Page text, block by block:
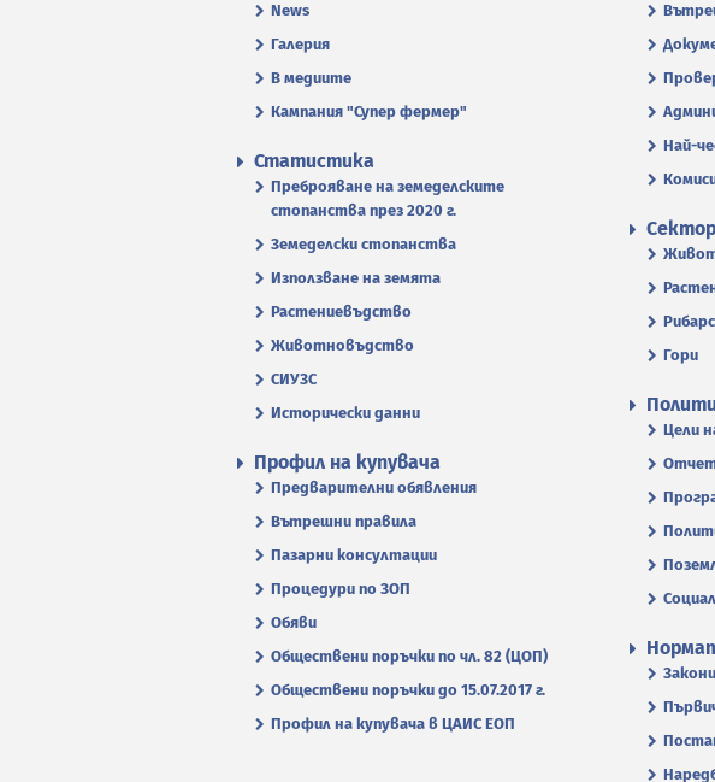
News
Галерия
В медиите
Кампания "Супер фермер"
Най-
Статистика
Преброяване на земеделските
стопанства през 2020 г.
Земеделски стопанства
Използване на земята
Растениевъдство
Животновъдство
СИУЗС
Исторически данни
Гори
Цели
Профил на купувача
Предварителни обявления
Вътрешни правила
Пазарни консултации
Процедури по ЗОП
Обяви
Обществени поръчки по чл. 82 (ЦОП)
Обществени поръчки до 15.07.2017 г.
Профил на купувача в ЦАИС ЕОП
Закони